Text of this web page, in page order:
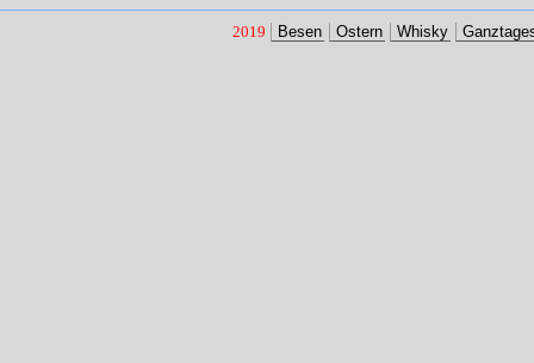
2019 Besen Ostern Whisky